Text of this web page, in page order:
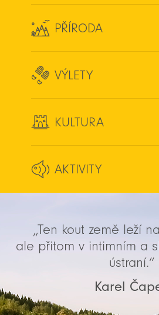
PŘÍRODA
VÝLETY
KULTURA
AKTIVITY
„Ten kout země leží
ale přitom v intimním a
ústraní.“
Karel